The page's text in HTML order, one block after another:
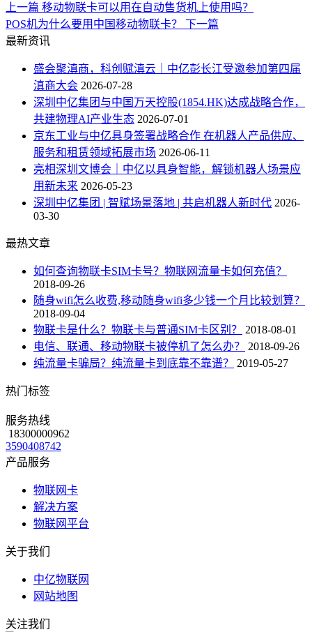
上一篇 移动物联卡可以用在自动售货机上使用吗？
POS机为什么要用中国移动物联卡？ 下一篇
最新资讯
盛会聚滇商，科创赋滇云｜中亿彭长江受邀参加第四届
滇商大会 2026-07-28
深圳中亿集团与中国万天控股(1854.HK)达成战略合作，
共建物理AI产业生态 2026-07-01
京东工业与中亿具身签署战略合作 在机器人产品供应、
服务和租赁领域拓展市场 2026-06-11
亮相深圳文博会｜中亿以具身智能，解锁机器人场景应
用新未来 2026-05-23
深圳中亿集团 | 智赋场景落地 | 共启机器人新时代 2026-
03-30
最热文章
如何查询物联卡SIM卡号？物联网流量卡如何充值？
2018-09-26
随身wifi怎么收费,移动随身wifi多少钱一个月比较划算？
2018-09-04
物联卡是什么？物联卡与普通SIM卡区别？
2018-08-01
电信、联通、移动物联卡被停机了怎么办？
2018-09-26
纯流量卡骗局？纯流量卡到底靠不靠谱？
2019-05-27
热门标签
服务热线
18300000962
3590408742
产品服务
物联网卡
解决方案
物联网平台
关于我们
中亿物联网
网站地图
关注我们